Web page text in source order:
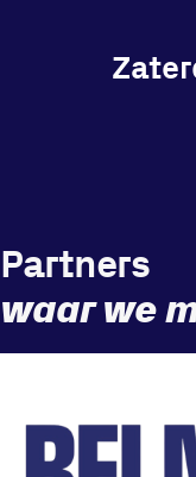
Partners
waar we